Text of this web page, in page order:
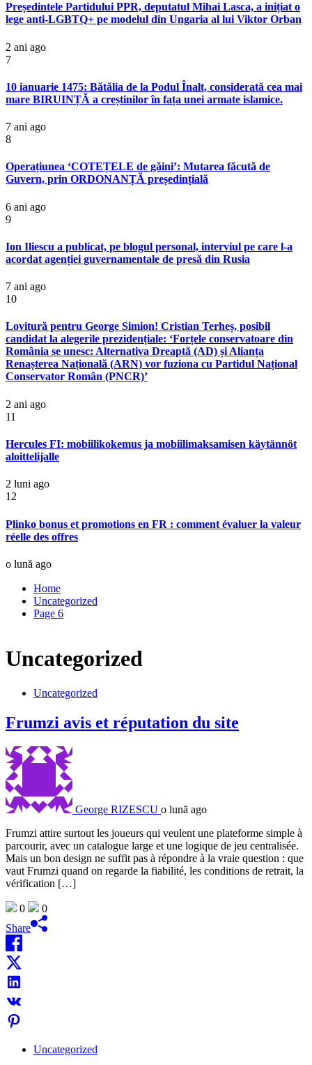
Președintele Partidului PPR, deputatul Mihai Lasca, a inițiat o
lege anti-LGBTQ+ pe modelul din Ungaria al lui Viktor Orban
2 ani ago
7
10 ianuarie 1475: Bătălia de la Podul Înalt, considerată cea mai
mare BIRUINȚĂ a creștinilor în fața unei armate islamice.
7 ani ago
8
Operațiunea ‘COTEȚELE de găini’: Mutarea făcută de
Guvern, prin ORDONANȚĂ președințială
6 ani ago
9
Ion Iliescu a publicat, pe blogul personal, interviul pe care l-a
acordat agenției guvernamentale de presă din Rusia
7 ani ago
10
Lovitură pentru George Simion! Cristian Terheș, posibil
candidat la alegerile prezidențiale: ‘Forțele conservatoare din
România se unesc: Alternativa Dreaptă (AD) și Alianța
Renașterea Națională (ARN) vor fuziona cu Partidul Național
Conservator Român (PNCR)’
2 ani ago
11
Hercules FI: mobiilikokemus ja mobiilimaksamisen käytännöt
aloittelijalle
2 luni ago
12
Plinko bonus et promotions en FR : comment évaluer la valeur
réelle des offres
o lună ago
Home
Uncategorized
Page 6
Uncategorized
Uncategorized
Frumzi avis et réputation du site
George RIZESCU o lună ago
Frumzi attire surtout les joueurs qui veulent une plateforme simple à
parcourir, avec un catalogue large et une logique de jeu centralisée.
Mais un bon design ne suffit pas à répondre à la vraie question : que
vaut Frumzi quand on regarde la fiabilité, les conditions de retrait, la
vérification […]
0
0
Share
Uncategorized